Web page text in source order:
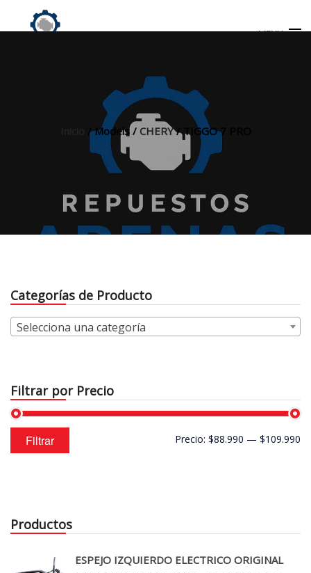
MENU
/ Models / CHERY/ TIGGO 7 PRO
Categorías de Producto
Selecciona una categoría
Filtrar por Precio
Precio
mínimo
Precio
máximo
Filtrar Precio: $88.990 — $109.990
Productos
ESPEJO IZQUIERDO ELECTRICO ORIGINAL